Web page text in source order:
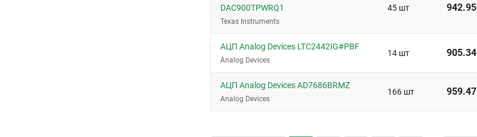
DAC900TPWRQ1
Texas Instruments
45 шт 942.95
АЦП Analog Devices LTC2442IG#PBF
Analog Devices
14 шт 905.34
АЦП Analog Devices AD7686BRMZ
Analog Devices
166 шт 959.47